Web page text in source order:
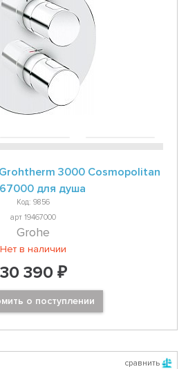
3000 Cosmopolitan
для душа
Код: 9856
арт 19467000
Grohe
Нет в наличии
30 390 ₽
о поступлении
сравнить